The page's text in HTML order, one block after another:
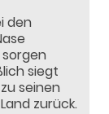
den
siegt
seinen
zurück.